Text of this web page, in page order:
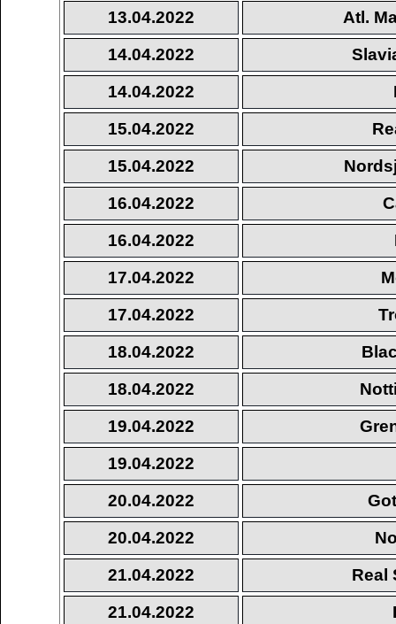
13.04.2022
Atl.
14.04.2022
14.04.2022
15.04.2022
15.04.2022
16.04.2022
16.04.2022
17.04.2022
17.04.2022
18.04.2022
18.04.2022
19.04.2022
19.04.2022
20.04.2022
20.04.2022
21.04.2022
Real
21.04.2022